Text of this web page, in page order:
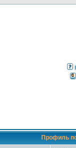
Профиль